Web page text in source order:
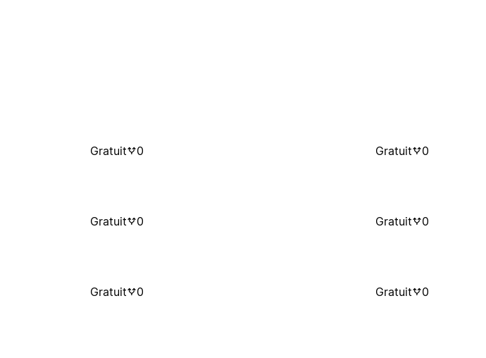
Gratuit 0 Gratuit 0
Gratuit 0 Gratuit 0
Gratuit 0 Gratuit 0